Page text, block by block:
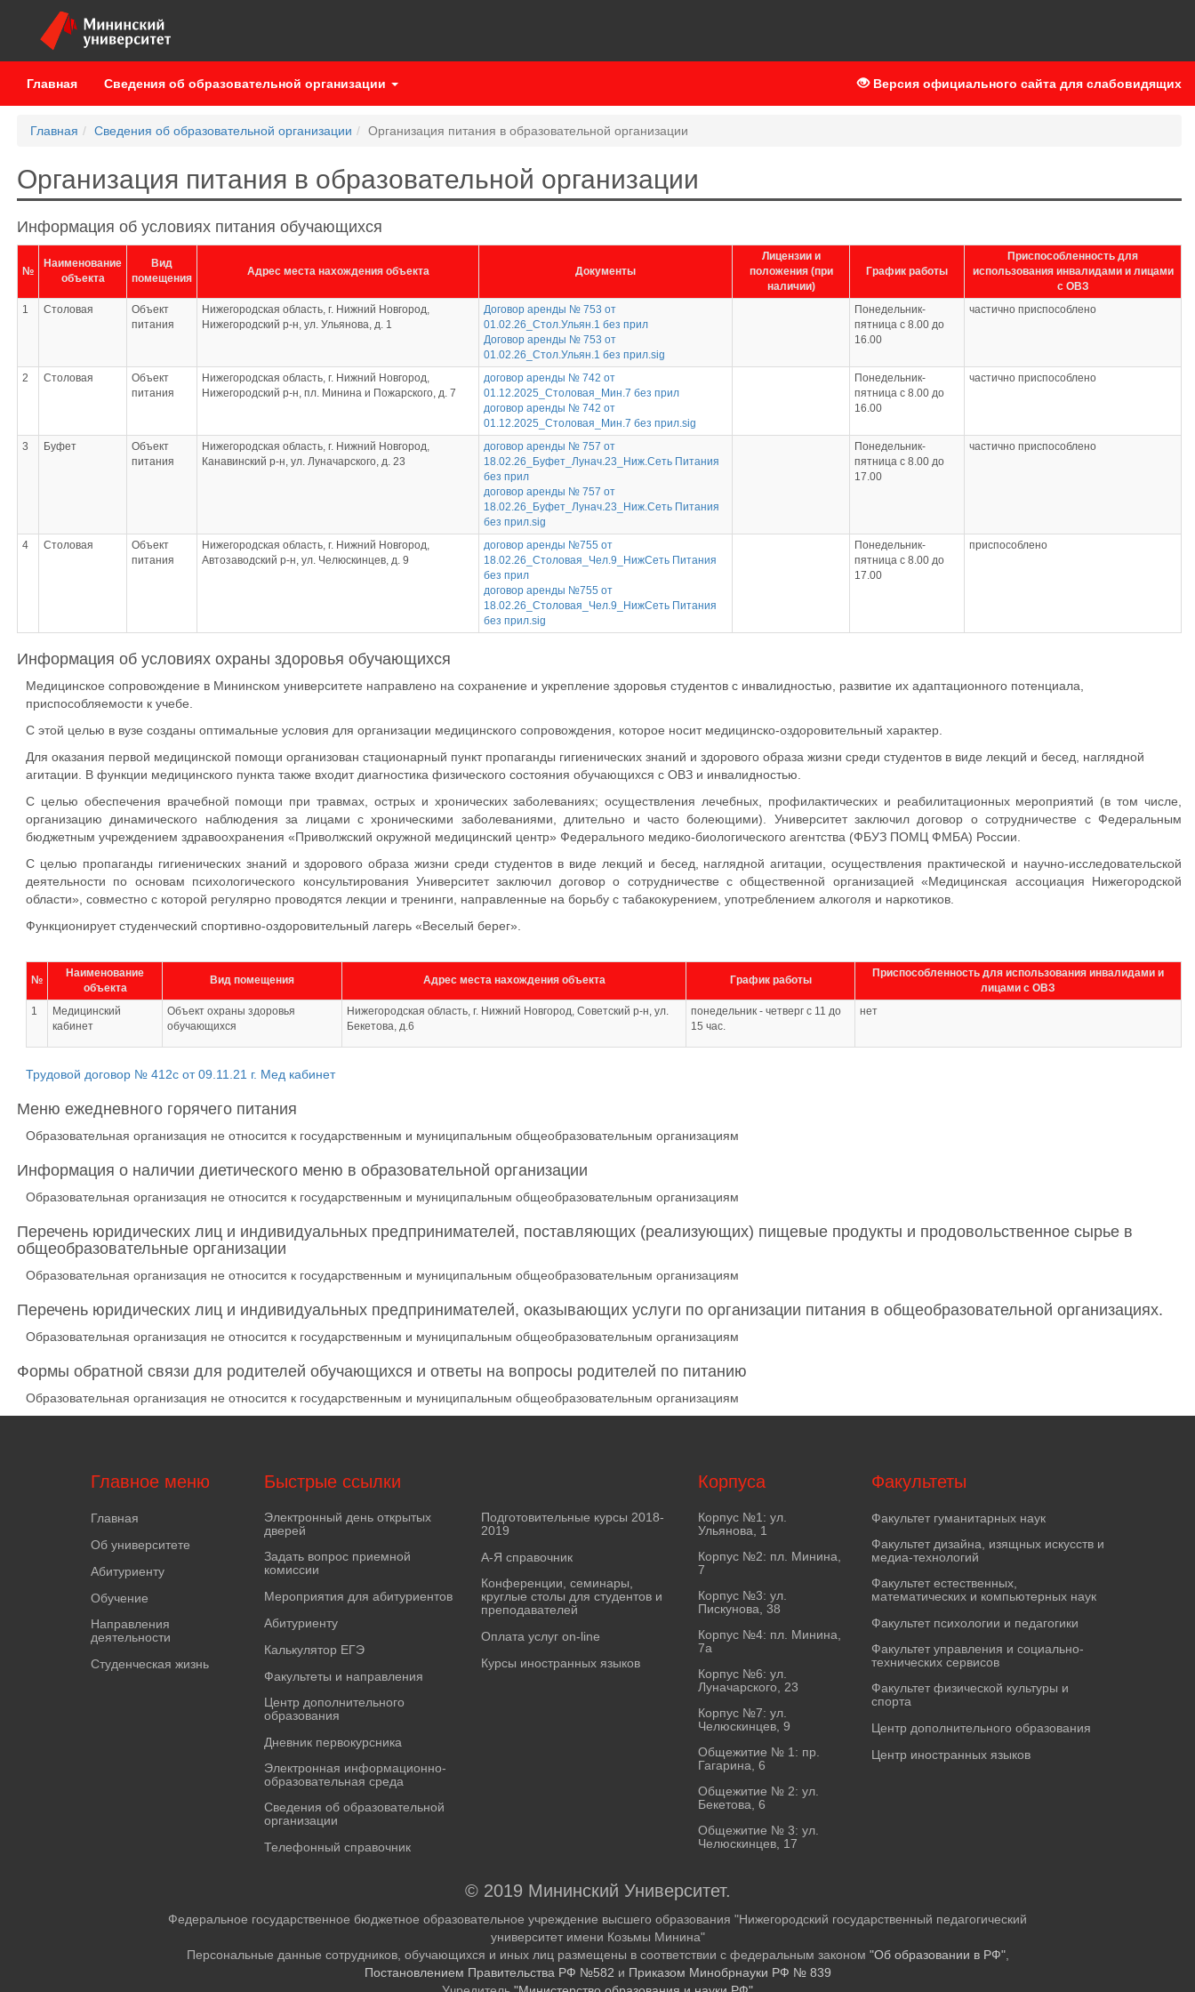
Главная Сведения об образовательной организации Версия официального сайта для слабовидящих
Главная Сведения об образовательной организации Организация питания в образовательной организации
Организация питания в образовательной организации
Информация об условиях питания обучающихся
№
Наименование
объекта
Вид
помещения
Адрес места нахождения объекта Документы
Лицензии и
положения (при
наличии)
График работы
Приспособленность для
использования инвалидами и лицами
с ОВЗ
1
Столовая
Объект
питания
Нижегородская область, г. Нижний Новгород,
Нижегородский р-н, ул. Ульянова, д. 1
Договор аренды № 753 от
01.02.26_Стол.Ульян.1 без прил
Договор аренды № 753 от
01.02.26_Стол.Ульян.1 без прил.sig
Понедельник-
пятница с 8.00 до
16.00
частично приспособлено
2 Столовая
Объект
питания
Нижегородская область, г. Нижний Новгород,
Нижегородский р-н, пл. Минина и Пожарского, д. 7
договор аренды № 742 от
01.12.2025_Столовая_Мин.7 без прил
договор аренды № 742 от
01.12.2025_Столовая_Мин.7 без прил.sig
Понедельник-
пятница с 8.00 до
16.00
частично приспособлено
3 Буфет
Объект
питания
Нижегородская область, г. Нижний Новгород,
Канавинский р-н, ул. Луначарского, д. 23
договор аренды № 757 от
18.02.26_Буфет_Лунач.23_Ниж.Сеть Питания
без прил
договор аренды № 757 от
18.02.26_Буфет_Лунач.23_Ниж.Сеть Питания
без прил.sig
Понедельник-
пятница с 8.00 до
17.00
частично приспособлено
4 Столовая
Объект
питания
Нижегородская область, г. Нижний Новгород,
Автозаводский р-н, ул. Челюскинцев, д. 9
договор аренды №755 от
18.02.26_Столовая_Чел.9_НижСеть Питания
без прил
договор аренды №755 от
18.02.26_Столовая_Чел.9_НижСеть Питания
без прил.sig
Понедельник-
пятница с 8.00 до
17.00
приспособлено
Информация об условиях охраны здоровья обучающихся
Медицинское сопровождение в Мининском университете направлено на сохранение и укрепление здоровья студентов с инвалидностью, развитие их адаптационного потенциала,
приспособляемости к учебе.
С этой целью в вузе созданы оптимальные условия для организации медицинского сопровождения, которое носит медицинско-оздоровительный характер.
Для оказания первой медицинской помощи организован стационарный пункт пропаганды гигиенических знаний и здорового образа жизни среди студентов в виде лекций и бесед, наглядной
агитации. В функции медицинского пункта также входит диагностика физического состояния обучающихся с ОВЗ и инвалидностью.
С целью обеспечения врачебной помощи при травмах, острых и хронических заболеваниях; осуществления лечебных, профилактических и реабилитационных мероприятий (в том числе,
организацию динамического наблюдения за лицами с хроническими заболеваниями, длительно и часто болеющими). Университет заключил договор о сотрудничестве с Федеральным
бюджетным учреждением здравоохранения «Приволжский окружной медицинский центр» Федерального медико-биологического агентства (ФБУЗ ПОМЦ ФМБА) России.
С целью пропаганды гигиенических знаний и здорового образа жизни среди студентов в виде лекций и бесед, наглядной агитации, осуществления практической и научно-исследовательской
деятельности по основам психологического консультирования Университет заключил договор о сотрудничестве с общественной организацией «Медицинская ассоциация Нижегородской
области», совместно с которой регулярно проводятся лекции и тренинги, направленные на борьбу с табакокурением, употреблением алкоголя и наркотиков.
Функционирует студенческий спортивно-оздоровительный лагерь «Веселый берег».
№
Наименование
объекта
Вид помещения Адрес места нахождения объекта График работы
Приспособленность для использования инвалидами и
лицами с ОВЗ
1
Медицинский
кабинет
Объект охраны здоровья
обучающихся
Нижегородская область, г. Нижний Новгород, Советский р-н, ул.
Бекетова, д.6
понедельник - четверг с 11 до
15 час.
нет
Трудовой договор № 412с от 09.11.21 г. Мед кабинет
Меню ежедневного горячего питания
Образовательная организация не относится к государственным и муниципальным общеобразовательным организациям
Информация о наличии диетического меню в образовательной организации
Образовательная организация не относится к государственным и муниципальным общеобразовательным организациям
Перечень юридических лиц и индивидуальных предпринимателей, поставляющих (реализующих) пищевые продукты и продовольственное сырье в
общеобразовательные организации
Образовательная организация не относится к государственным и муниципальным общеобразовательным организациям
Перечень юридических лиц и индивидуальных предпринимателей, оказывающих услуги по организации питания в общеобразовательной организациях.
Образовательная организация не относится к государственным и муниципальным общеобразовательным организациям
Формы обратной связи для родителей обучающихся и ответы на вопросы родителей по питанию
Образовательная организация не относится к государственным и муниципальным общеобразовательным организациям
Главное меню
Главная
Об университете
Абитуриенту
Обучение
Направления
деятельности
Студенческая жизнь
Быстрые ссылки
Электронный день открытых
дверей
Задать вопрос приемной
комиссии
Мероприятия для абитуриентов
Абитуриенту
Калькулятор ЕГЭ
Факультеты и направления
Центр дополнительного
образования
Дневник первокурсника
Электронная информационно-
образовательная среда
Сведения об образовательной
организации
Телефонный справочник
Подготовительные курсы 2018-
2019
А-Я справочник
Конференции, семинары,
круглые столы для студентов и
преподавателей
Оплата услуг on-line
Курсы иностранных языков
Корпуса
Корпус №1: ул.
Ульянова, 1
Корпус №2: пл. Минина,
7
Корпус №3: ул.
Пискунова, 38
Корпус №4: пл. Минина,
7а
Корпус №6: ул.
Луначарского, 23
Корпус №7: ул.
Челюскинцев, 9
Общежитие № 1: пр.
Гагарина, 6
Общежитие № 2: ул.
Бекетова, 6
Общежитие № 3: ул.
Челюскинцев, 17
Факультеты
Факультет гуманитарных наук
Факультет дизайна, изящных искусств и
медиа-технологий
Факультет естественных,
математических и компьютерных наук
Факультет психологии и педагогики
Факультет управления и социально-
технических сервисов
Факультет физической культуры и
спорта
Центр дополнительного образования
Центр иностранных языков
© 2019 Мининский Университет.
Федеральное государственное бюджетное образовательное учреждение высшего образования "Нижегородский государственный педагогический
университет имени Козьмы Минина"
Персональные данные сотрудников, обучающихся и иных лиц размещены в соответствии с федеральным законом "Об образовании в РФ",
Постановлением Правительства РФ №582 и Приказом Минобрнауки РФ № 839